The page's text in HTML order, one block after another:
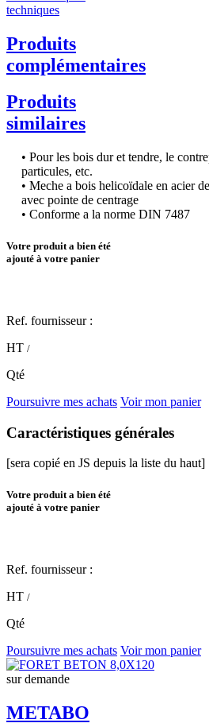
techniques
Produits
complémentaires
Produits
similaires
• Pour les bois dur et tendre, le
particules, etc.
• Meche a bois helicoïdale en acier
avec pointe de centrage
• Conforme a la norme DIN 7487
Votre produit a bien été
ajouté à votre panier
Ref. fournisseur :
HT /
Qté
Poursuivre mes achats Voir mon panier
Caractéristiques générales
[sera copié en JS depuis la liste du haut]
Votre produit a bien été
ajouté à votre panier
Ref. fournisseur :
HT /
Qté
Poursuivre mes achats Voir mon panier
sur demande
METABO